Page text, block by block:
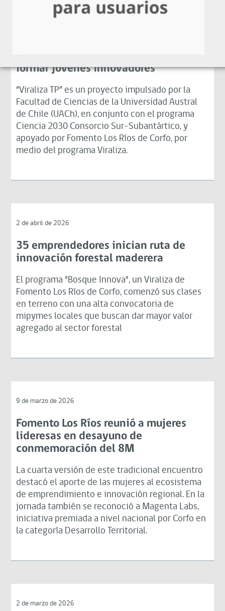
formar jóvenes innovadores
“Viraliza TP” es un proyecto impulsado por la
Facultad de Ciencias de la Universidad Austral
de Chile (UACh), en conjunto con el programa
Ciencia 2030 Consorcio Sur-Subantártico, y
apoyado por Fomento Los Ríos de Corfo, por
medio del programa Viraliza.
2 de abril de 2026
35 emprendedores inician ruta de
innovación forestal maderera
El programa "Bosque Innova", un Viraliza de
Fomento Los Ríos de Corfo, comenzó sus clases
en terreno con una alta convocatoria de
mipymes locales que buscan dar mayor valor
agregado al sector forestal
9 de marzo de 2026
Fomento Los Ríos reunió a mujeres
lideresas en desayuno de
conmemoración del 8M
La cuarta versión de este tradicional encuentro
destacó el aporte de las mujeres al ecosistema
de emprendimiento e innovación regional. En la
jornada también se reconoció a Magenta Labs,
iniciativa premiada a nivel nacional por Corfo en
la categoría Desarrollo Territorial.
2 de marzo de 2026